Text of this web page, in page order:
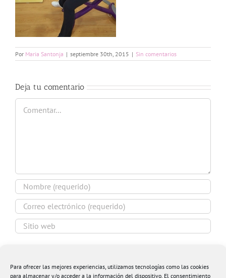
Para ofrecer las mejores experiencias, utilizamos tecnologías como las cookies
para almacenar y/o acceder a la información del dispositivo. El consentimiento
Por Maria Santonja | septiembre 30th, 2015 | Sin comentarios
Deja tu comentario
Comentar
navegador para la próxima vez que comente.